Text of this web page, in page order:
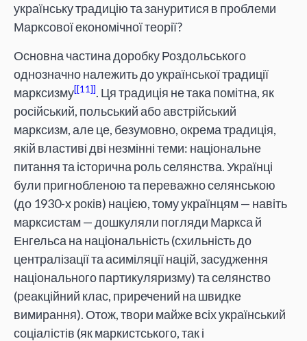
українську традицію та зануритися в проблеми
Марксової економічної теорії?
Основна частина доробку Роздольського
однозначно належить до української традиції
марксизму [11] . Ця традиція не така помітна, як
російський, польський або австрійський
марксизм, але це, безумовно, окрема традиція,
якій властиві дві незмінні теми: національне
питання та історична роль селянства. Українці
були пригнобленою та переважно селянською
(до 1930-х років) нацією, тому українцям — навіть
марксистам — дошкуляли погляди Маркса й
Енгельса на національність (схильність до
централізації та асиміляції націй, засудження
національного партикуляризму) та селянство
(реакційний клас, приречений на швидке
вимирання). Отож, твори майже всіх український
соціалістів (як маркистського, так і